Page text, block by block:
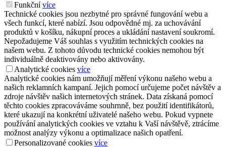
Funkční více
Technické cookies jsou nezbytné pro správné fungování webu a
všech funkcí, které nabízí. Jsou odpovědné mj. za uchovávání
produktů v košíku, nákupní proces a ukládání nastavení soukromí.
Nepožadujeme Váš souhlas s využitím technických cookies na
našem webu. Z tohoto důvodu technické cookies nemohou být
individuálně deaktivovány nebo aktivovány.
Analytické cookies více
Analytické cookies nám umožňují měření výkonu našeho webu a
našich reklamních kampaní. Jejich pomocí určujeme počet návštěv a
zdroje návštěv našich internetových stránek. Data získaná pomocí
těchto cookies zpracováváme souhrnně, bez použití identifikátorů,
které ukazují na konkrétní uživatelé našeho webu. Pokud vypnete
používání analytických cookies ve vztahu k Vaší návštěvě, ztrácíme
možnost analýzy výkonu a optimalizace našich opatření.
Personalizované cookies více